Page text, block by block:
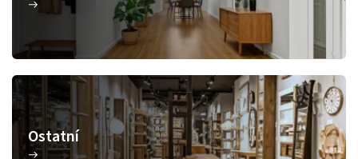
Ostatní